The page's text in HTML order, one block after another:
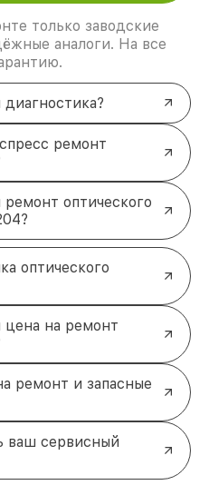
только заводские
аналоги. На все
ремонт
оптического
оптического
на ремонт
ремонт и запасные
ваш сервисный